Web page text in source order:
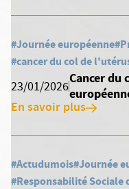
#Journée européenne
#cancer du col de
23/01/2026
Cancer du
En savoir plus
#Actudumois#Journée
#Responsabilité Sociale